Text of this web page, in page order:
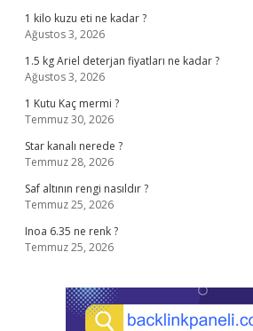
1 kilo kuzu eti ne kadar ?
Ağustos 3, 2026
1.5 kg Ariel deterjan fiyatları ne kadar ?
Ağustos 3, 2026
1 Kutu Kaç mermi ?
Temmuz 30, 2026
Star kanalı nerede ?
Temmuz 28, 2026
Saf altının rengi nasıldır ?
Temmuz 25, 2026
Inoa 6.35 ne renk ?
Temmuz 25, 2026